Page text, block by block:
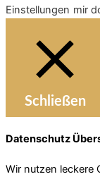
Einstellungen mir
Schließen
Datenschutz
Wir nutzen leckere